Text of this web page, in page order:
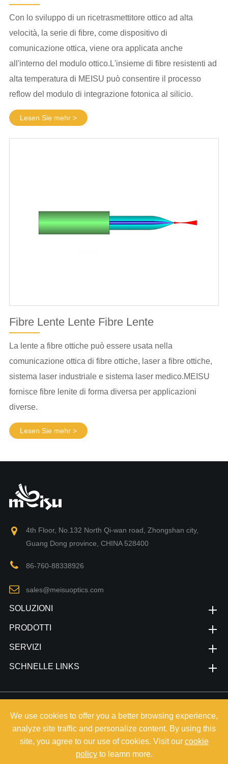
Con lo sviluppo di un ricetrasmettitore ottico ad alta
velocità, la serie di fibre, come dispositivo di
comunicazione ottica, viene ora applicata anche
all'interno del modulo ottico.L'insieme di fibre resistenti ad
alta temperatura di MEISU può consentire il processo
reflow del modulo di integrazione fotonica al silicio.
Lesen Sie mehr >
Fibre Lente Lente Fibre Lente
La lente a fibre ottiche può essere usata nella
comunicazione ottica di fibre ottiche, laser a fibre ottiche,
sistema laser industriale e sistema laser medico.MEISU
fornisce fibre lenite di forma diversa per applicazioni
diverse.
Lesen Sie mehr >
4th Floor, No.132 North Qi-wan road, Zhongshan city,
Guang Dong province, CHINA 528400
86-760-88338926
sales@meisuoptics.com
SOLUZIONI
PRODOTTI
SERVIZI
SCHNELLE LINKS
vorbehalten.
Sitemap
Privacy Policy
We use cookies to offer you a better browsing experience,
analyze site traffic and personalize content. By using this
site, you agree to our use of cookies. Visit our cookie
policyto leamn more.